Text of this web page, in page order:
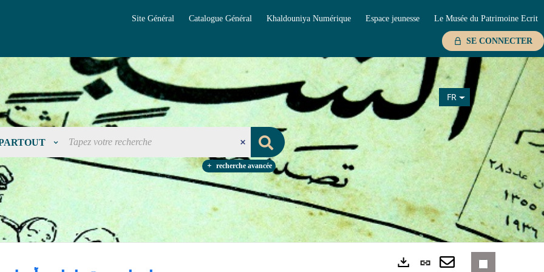
Site Général Catalogue Général Khaldouniya Numérique Espace jeunesse Le Musée du Patrimoine Ecrit
SE CONNECTER
recherche avancée
FR
Lien